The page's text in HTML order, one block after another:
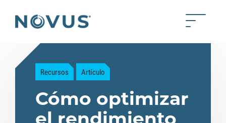
Back to home Toggle
Recursos Artículo
Cómo optimizar